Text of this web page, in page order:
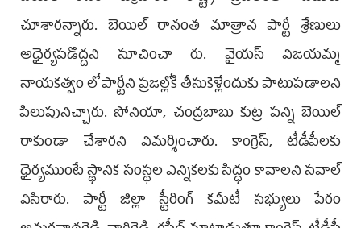
చూశారన్నారు. బెయిల్ రానంత మాత్రాన పార్టీ శ్రేణులు
అధైర్యపడొద్దని సూచించా రు. వైయస్ విజయమ్మ
నాయకత్వం లో పార్టీని ప్రజల్లోకి తీసుకెళ్లేందుకు పాటుపడాలని
పిలుపునిచ్చారు. సోనియా, చంద్రబాబు కుట్ర పన్ని బెయిల్
రాకుండా చేశారని విమర్శించారు. కాంగ్రెస్, టీడీపీలకు
ధైర్యముంటే స్థానిక సంస్థల ఎన్నికలకు సిద్ధం కావాలని సవాల్
విసిరారు. పార్టీ జిల్లా స్టీరింగ్ కమీటీ సభ్యులు పేరం